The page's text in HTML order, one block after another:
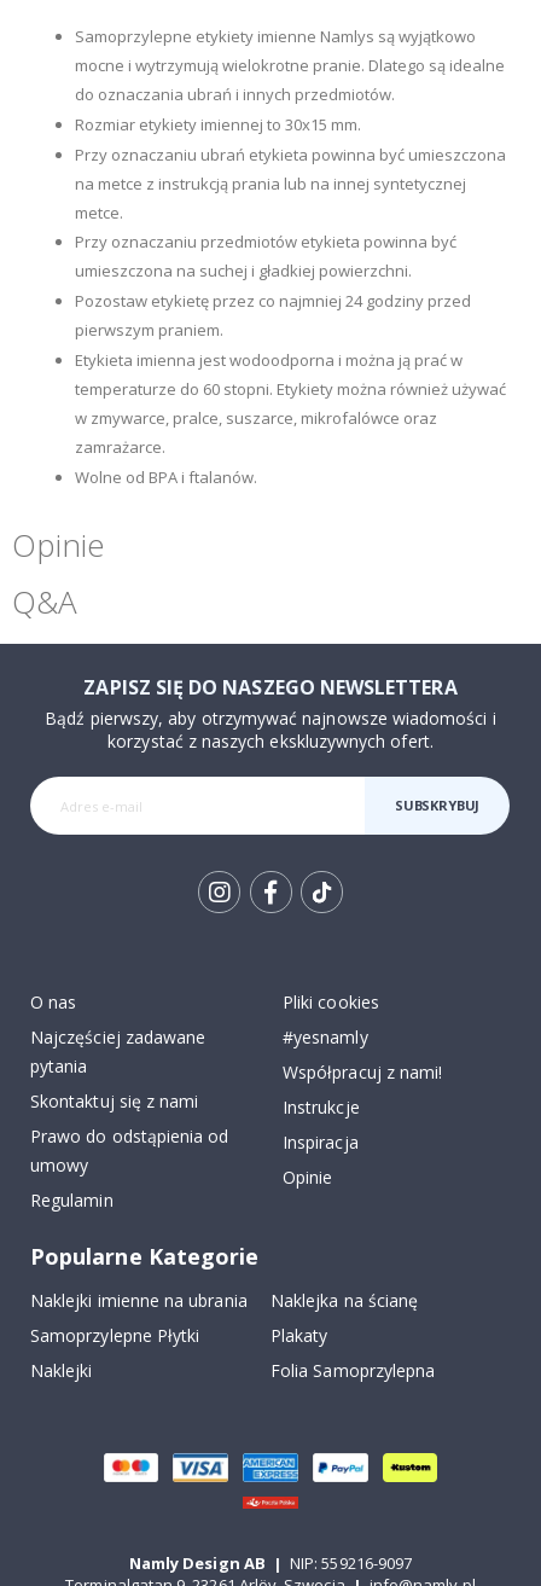
Samoprzylepne etykiety imienne Namlys są wyjątkowo
mocne i wytrzymują wielokrotne pranie. Dlatego są idealne
do oznaczania ubrań i innych przedmiotów.
Rozmiar etykiety imiennej to 30x15 mm.
Przy oznaczaniu ubrań etykieta powinna być umieszczona
na metce z instrukcją prania lub na innej syntetycznej
metce.
Przy oznaczaniu przedmiotów etykieta powinna być
umieszczona na suchej i gładkiej powierzchni.
Pozostaw etykietę przez co najmniej 24 godziny przed
pierwszym praniem.
Etykieta imienna jest wodoodporna i można ją prać w
temperaturze do 60 stopni. Etykiety można również używać
w zmywarce, pralce, suszarce, mikrofalówce oraz
zamrażarce.
Wolne od BPA i ftalanów.
Opinie
Q&A
ZAPISZ SIĘ DO NASZEGO NEWSLETTERA
Bądź pierwszy, aby otrzymywać najnowsze wiadomości i
korzystać z naszych ekskluzywnych ofert.
SUBSKRYBUJ
O nas
Najczęściej zadawane
pytania
Skontaktuj się z nami
Prawo do odstąpienia od
umowy
Regulamin
Pliki cookies
#yesnamly
Współpracuj z nami!
Instrukcje
Inspiracja
Opinie
Popularne Kategorie
Naklejki imienne na ubrania
Naklejka na ścianę
Samoprzylepne Płytki
Plakaty
Naklejki
Folia Samoprzylepna
Namly Design AB | NIP: 559216-9097